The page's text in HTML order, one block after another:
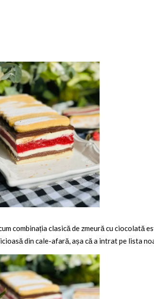
combinația clasică de zmeură cu ciocolată
din cale-afară, așa că a intrat pe lista